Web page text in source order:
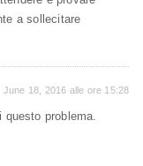
a sollecitare
June 18, 2016 alle ore 15:28
problema.